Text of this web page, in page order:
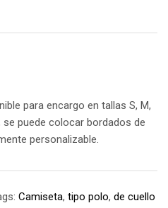
para encargo en tallas S, M,
puede colocar bordados de
personalizable.
Camiseta, tipo polo, de cuello